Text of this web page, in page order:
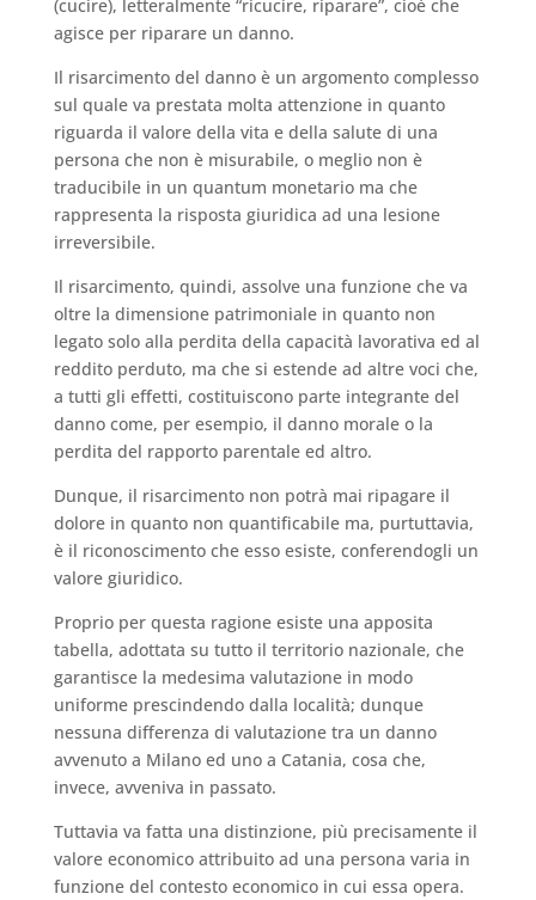
(cucire), letteralmente “ricucire, riparare”, cioè che
agisce per riparare un danno.
Il risarcimento del danno è un argomento complesso
sul quale va prestata molta attenzione in quanto
riguarda il valore della vita e della salute di una
persona che non è misurabile, o meglio non è
traducibile in un quantum monetario ma che
rappresenta la risposta giuridica ad una lesione
irreversibile.
Il risarcimento, quindi, assolve una funzione che va
oltre la dimensione patrimoniale in quanto non
legato solo alla perdita della capacità lavorativa ed al
reddito perduto, ma che si estende ad altre voci che,
a tutti gli effetti, costituiscono parte integrante del
danno come, per esempio, il danno morale o la
perdita del rapporto parentale ed altro.
Dunque, il risarcimento non potrà mai ripagare il
dolore in quanto non quantificabile ma, purtuttavia,
è il riconoscimento che esso esiste, conferendogli un
valore giuridico.
Proprio per questa ragione esiste una apposita
tabella, adottata su tutto il territorio nazionale, che
garantisce la medesima valutazione in modo
uniforme prescindendo dalla località; dunque
nessuna differenza di valutazione tra un danno
avvenuto a Milano ed uno a Catania, cosa che,
invece, avveniva in passato.
Tuttavia va fatta una distinzione, più precisamente il
valore economico attribuito ad una persona varia in
funzione del contesto economico in cui essa opera.